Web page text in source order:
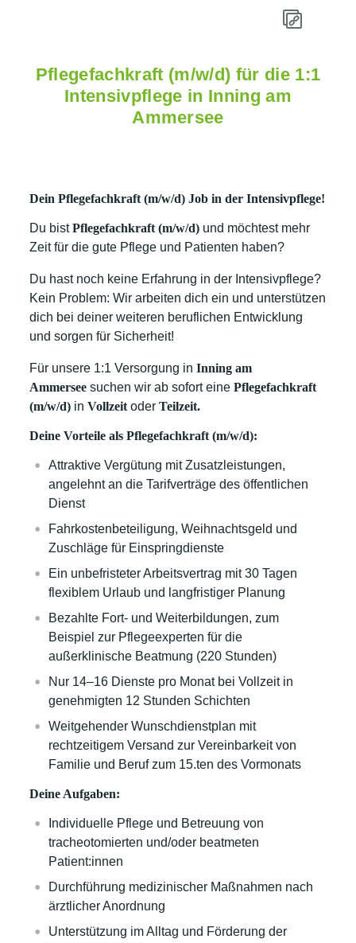
Pflegefachkraft (m/w/d) für die 1:1
Intensivpflege in Inning am
Ammersee
Dein Pflegefachkraft (m/w/d) Job in der Intensivpflege!
Du bistPflegefachkraft (m/w/d) und möchtest mehr
Zeit für die gute Pflege und Patienten haben?
Du hast noch keine Erfahrung in der Intensivpflege?
Kein Problem: Wir arbeiten dich ein und unterstützen
dich bei deiner weiteren beruflichen Entwicklung
und sorgen für Sicherheit!
Für unsere 1:1 Versorgung in Inning am
Ammersee suchen wir ab sofort einePflegefachkraft
(m/w/d) inVollzeit oderTeilzeit.
Deine Vorteile als Pflegefachkraft (m/w/d):
Attraktive Vergütung mit Zusatzleistungen,
angelehnt an die Tarifverträge des öffentlichen
Dienst
Fahrkostenbeteiligung, Weihnachtsgeld und
Zuschläge für Einspringdienste
Ein unbefristeter Arbeitsvertrag mit 30 Tagen
flexiblem Urlaub und langfristiger Planung
Bezahlte Fort- und Weiterbildungen, zum
Beispiel zur Pflegeexperten für die
außerklinische Beatmung (220 Stunden)
Nur 14–16 Dienste pro Monat bei Vollzeit in
genehmigten 12 Stunden Schichten
Weitgehender Wunschdienstplan mit
rechtzeitigem Versand zur Vereinbarkeit von
Familie und Beruf zum 15.ten des Vormonats
Deine Aufgaben:
Individuelle Pflege und Betreuung von
tracheotomierten und/oder beatmeten
Patient:innen
Durchführung medizinischer Maßnahmen nach
ärztlicher Anordnung
Unterstützung im Alltag und Förderung der